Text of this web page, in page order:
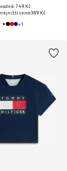
749 Kč
cena:389 Kč
+1